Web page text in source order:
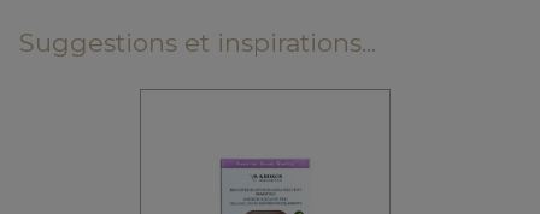
Suggestions et inspirations...